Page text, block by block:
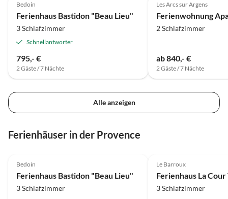
Bedoin
Ferienhaus Bastidon "Beau Lieu"
3 Schlafzimmer
Schnellantworter
795,- €
2 Gäste / 7 Nächte
Les Arcs sur Argens
2 Schlafzimmer
ab 840,- €
2 Gäste / 7 Nächte
Alle anzeigen
Ferienhäuser in der Provence
Bedoin
Ferienhaus Bastidon "Beau Lieu"
3 Schlafzimmer
Le Barroux
Ferienhaus La
3 Schlafzimmer